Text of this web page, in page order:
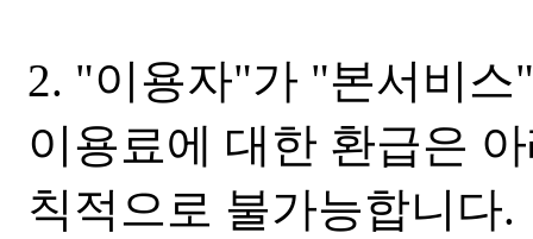
2. "이용자"가 "본서비
이용료에 대한 환급은
칙적으로 불가능합니다.